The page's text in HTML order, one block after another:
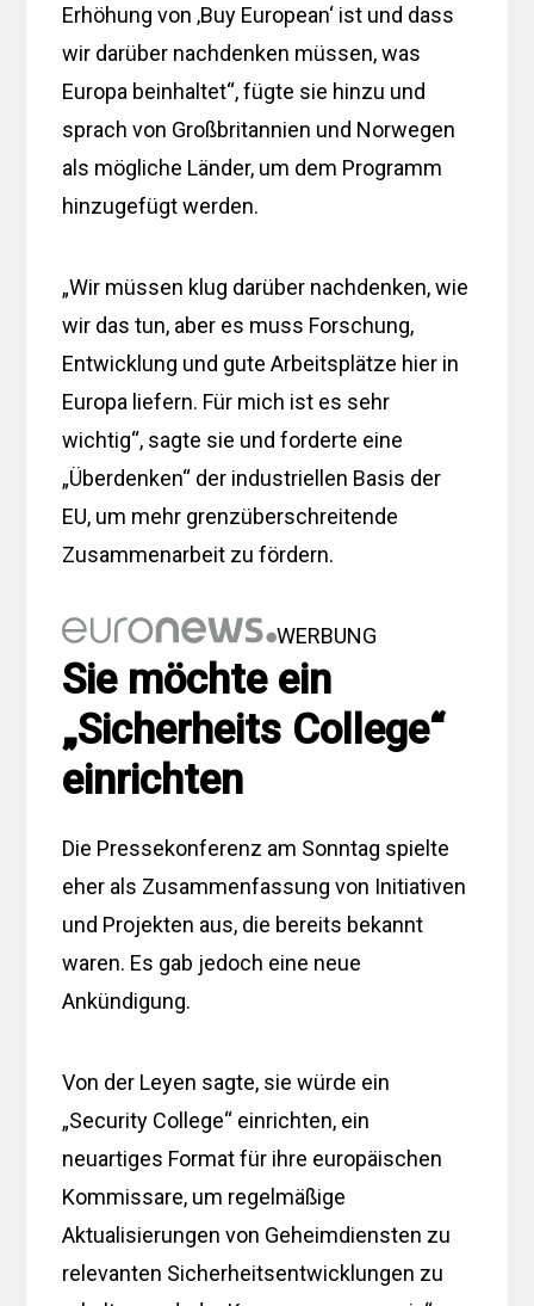
Erhöhung von ‚Buy European‘ ist und dass
wir darüber nachdenken müssen, was
Europa beinhaltet“, fügte sie hinzu und
sprach von Großbritannien und Norwegen
als mögliche Länder, um dem Programm
hinzugefügt werden.
„Wir müssen klug darüber nachdenken, wie
wir das tun, aber es muss Forschung,
Entwicklung und gute Arbeitsplätze hier in
Europa liefern. Für mich ist es sehr
wichtig“, sagte sie und forderte eine
„Überdenken“ der industriellen Basis der
EU, um mehr grenzüberschreitende
Zusammenarbeit zu fördern.
WERBUNG
Sie möchte ein
„Sicherheits College“
einrichten
Die Pressekonferenz am Sonntag spielte
eher als Zusammenfassung von Initiativen
und Projekten aus, die bereits bekannt
waren. Es gab jedoch eine neue
Ankündigung.
Von der Leyen sagte, sie würde ein
„Security College“ einrichten, ein
neuartiges Format für ihre europäischen
Kommissare, um regelmäßige
Aktualisierungen von Geheimdiensten zu
relevanten Sicherheitsentwicklungen zu